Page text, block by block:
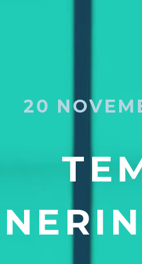
20